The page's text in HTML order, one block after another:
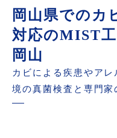
岡山県でのカ
対応のMIST
岡山
カビによる疾患やア
境の真菌検査と専門